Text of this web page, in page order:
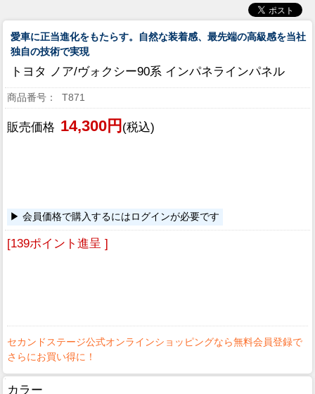
愛車に正当進化をもたらす。自然な装着感、最先端の高級感を当社
独自の技術で実現
トヨタ ノア/ヴォクシー90系 インパネラインパネル
T871
販売価格 14,300円 (税込)
会員価格で購入するにはログインが必要です
[139ポイント進呈 ]
カラー